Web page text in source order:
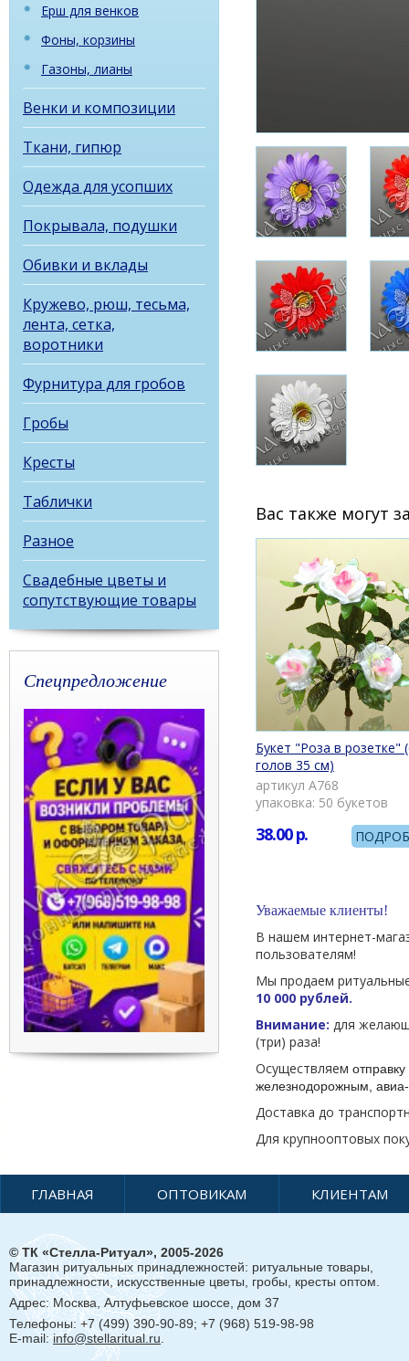
Ерш для венков
Фоны, корзины
Газоны, лианы
Венки и композиции
Ткани, гипюр
Одежда для усопших
Покрывала, подушки
Обивки и вклады
Кружево, рюш, тесьма,
лента, сетка,
воротники
Фурнитура для гробов
Гробы
Кресты
Таблички
Разное
Свадебные цветы и
сопутствующие товары
Спецпредложение
Вас также могут
Букет "Роза в розетке"
голов 35 см)
артикул А768
упаковка: 50 букетов
38.00р.
Уважаемые клиенты!
В нашем интернет-
пользователям!
Мы продаем
10 000 рублей.
Внимание: для
(три) раза!
Осуществляем
железнодорожным,
Доставка до
Для крупнооптовых
ГЛАВНАЯ ОПТОВИКАМ КЛИЕНТАМ
© ТК «Стелла-Ритуал», 2005-2026
Магазин ритуальных принадлежностей: ритуальные товары,
принадлежности, искусственные цветы, гробы, кресты оптом.
Адрес:Москва, Алтуфьевское шоссе, дом 37
Телефоны: +7 (499) 390-90-89; +7 (968) 519-98-98
E-mail:info@stellaritual.ru